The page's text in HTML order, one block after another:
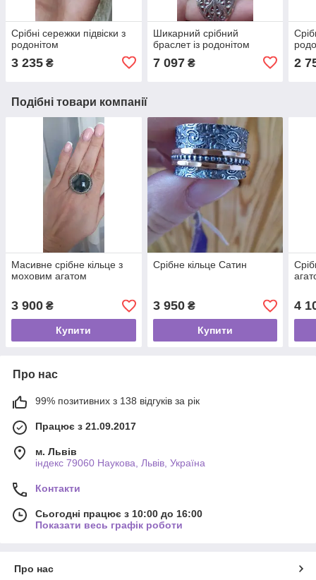
Срібні сережки підвіски з
родонітом
3 235 ₴
Шикарний срібний
браслет із родонітом
7 097₴ 2
Подібні товари компанії
Масивне срібне кільце з
моховим агатом
3 900 ₴
Купити
Срібне кільце Сатин
3 950₴
Купити
4
Про нас
99% позитивних з 138 відгуків за рік
Працює з 21.09.2017
м. Львів
індекс 79060 Наукова, Львів, Україна
Контакти
Сьогодні працює з 10:00 до 16:00
Показати весь графік роботи
Про нас